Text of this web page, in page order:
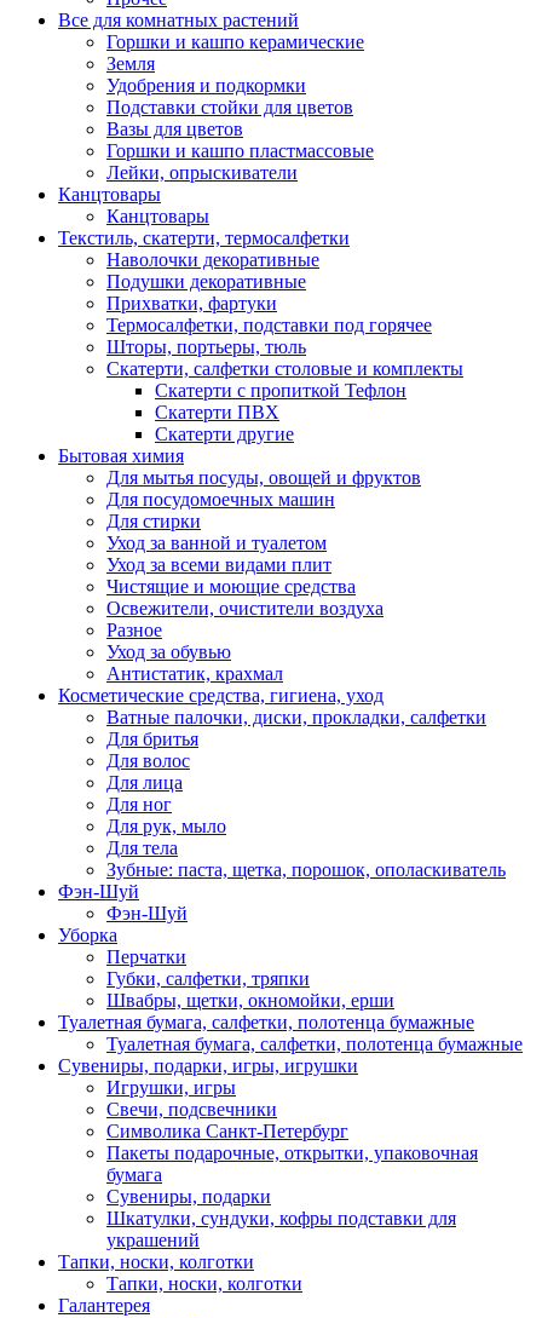
Все для комнатных растений
Горшки и кашпо керамические
Земля
Удобрения и подкормки
Подставки стойки для цветов
Вазы для цветов
Горшки и кашпо пластмассовые
Лейки, опрыскиватели
Канцтовары
Канцтовары
Текстиль, скатерти, термосалфетки
Наволочки декоративные
Подушки декоративные
Прихватки, фартуки
Термосалфетки, подставки под горячее
Шторы, портьеры, тюль
Скатерти, салфетки столовые и комплекты
Скатерти с пропиткой Тефлон
Скатерти ПВХ
Скатерти другие
Бытовая химия
Для мытья посуды, овощей и фруктов
Для посудомоечных машин
Для стирки
Уход за ванной и туалетом
Уход за всеми видами плит
Чистящие и моющие средства
Освежители, очистители воздуха
Разное
Уход за обувью
Антистатик, крахмал
Косметические средства, гигиена, уход
Ватные палочки, диски, прокладки, салфетки
Для бритья
Для волос
Для лица
Для ног
Для рук, мыло
Для тела
Зубные: паста, щетка, порошок, ополаскиватель
Фэн-Шуй
Фэн-Шуй
Уборка
Перчатки
Губки, салфетки, тряпки
Швабры, щетки, окномойки, ерши
Туалетная бумага, салфетки, полотенца бумажные
Туалетная бумага, салфетки, полотенца бумажные
Сувениры, подарки, игры, игрушки
Игрушки, игры
Свечи, подсвечники
Символика Санкт-Петербург
Пакеты подарочные, открытки, упаковочная
бумага
Сувениры, подарки
Шкатулки, сундуки, кофры подставки для
украшений
Тапки, носки, колготки
Тапки, носки, колготки
Галантерея